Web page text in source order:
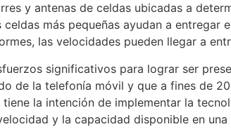
y antenas de celdas ubicadas a
más pequeñas ayudan a
las velocidades pueden llegar a
significativos para lograr ser
de la telefonía móvil y que a fines de
la intención de implementar la
y la capacidad disponible en